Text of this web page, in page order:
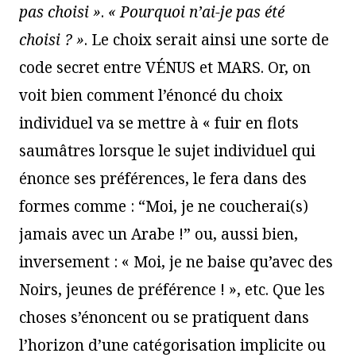
pas choisi ». « Pourquoi n’ai-je pas été
choisi ? ». Le choix serait ainsi une sorte de
code secret entre VÉNUS et MARS. Or, on
voit bien comment l’énoncé du choix
individuel va se mettre à « fuir en flots
saumâtres lorsque le sujet individuel qui
énonce ses préférences, le fera dans des
formes comme : “Moi, je ne coucherai(s)
jamais avec un Arabe !” ou, aussi bien,
inversement : « Moi, je ne baise qu’avec des
Noirs, jeunes de préférence ! », etc. Que les
choses s’énoncent ou se pratiquent dans
l’horizon d’une catégorisation implicite ou